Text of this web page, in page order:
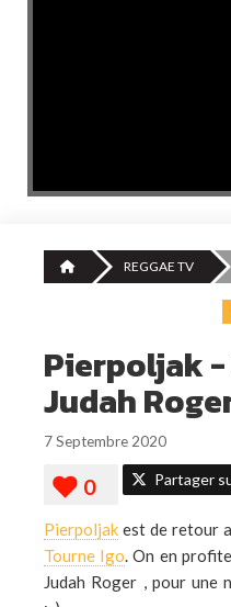
REGGAE TV
Pierpoljak
Judah
7 Septembre 2020
Partager
Pierpoljak est de retour
Tourne Igo. On en
Judah Roger , pour une